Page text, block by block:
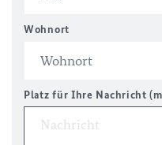
Wohnort
Platz für Ihre Nachricht